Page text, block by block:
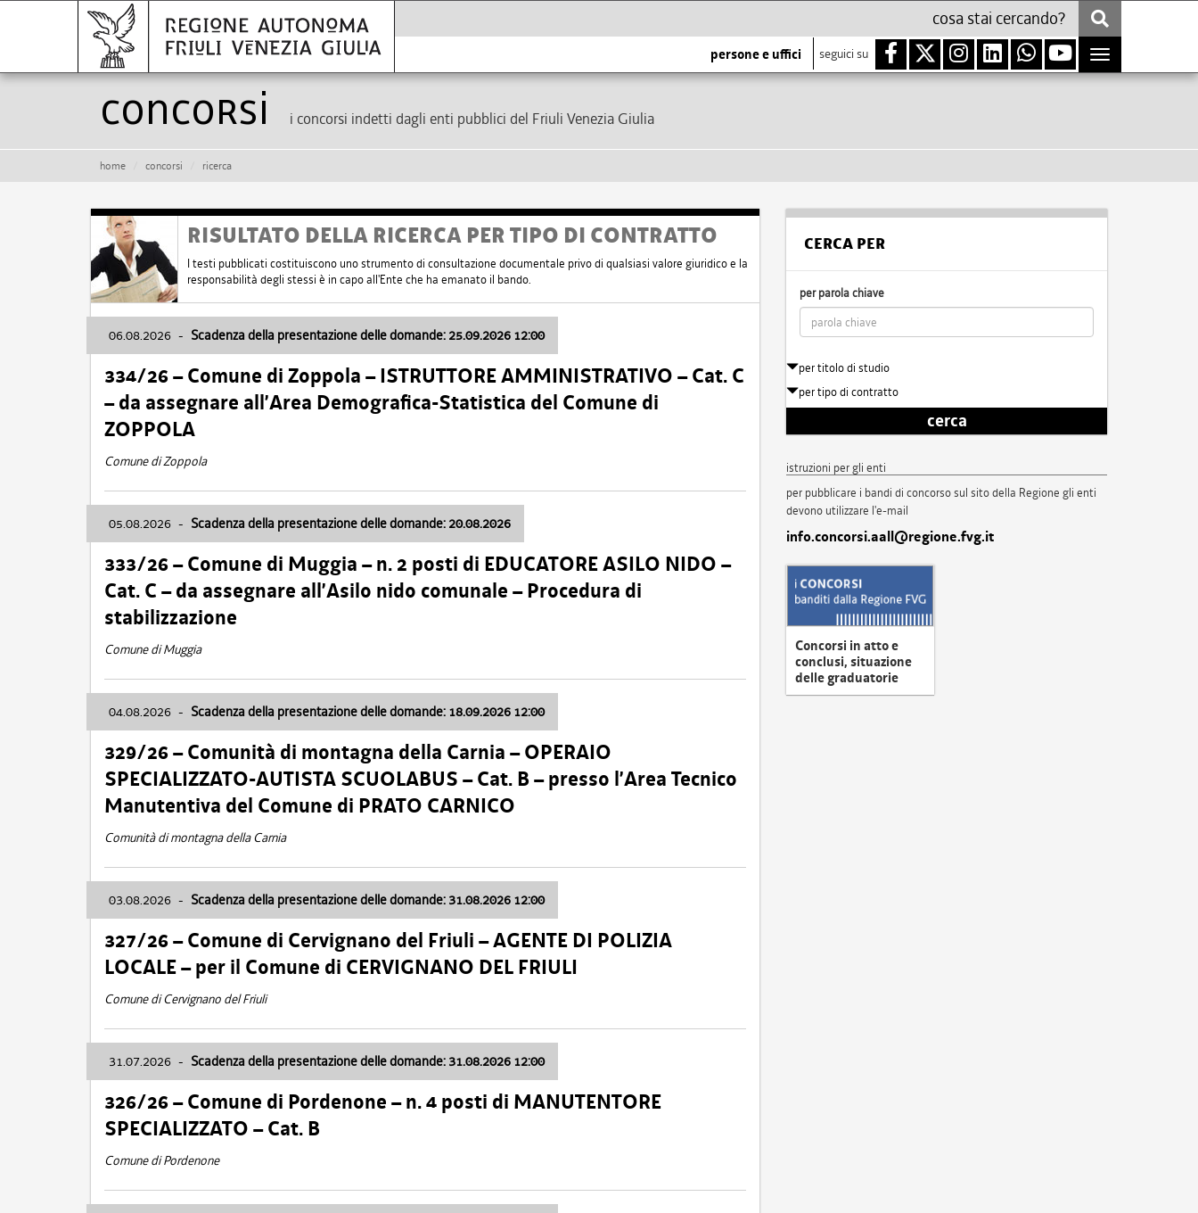
persone e uffici seguici su
Toggle
navigation
Concorsi i concorsi indetti dagli enti pubblici del Friuli Venezia Giulia
home concorsi ricerca
RISULTATO DELLA RICERCA PER TIPO DI CONTRATTO
I testi pubblicati costituiscono uno strumento di consultazione documentale privo di qualsiasi valore giuridico e la
responsabilità degli stessi è in capo all'Ente che ha emanato il bando.
06.08.2026 - Scadenza della presentazione delle domande: 25.09.2026 12:00
334/26 – Comune di Zoppola – ISTRUTTORE AMMINISTRATIVO – Cat. C
– da assegnare all’Area Demografica-Statistica del Comune di
ZOPPOLA
Comune di Zoppola
05.08.2026 - Scadenza della presentazione delle domande: 20.08.2026
333/26 – Comune di Muggia – n. 2 posti di EDUCATORE ASILO NIDO –
Cat. C – da assegnare all’Asilo nido comunale – Procedura di
stabilizzazione
Comune di Muggia
04.08.2026 - Scadenza della presentazione delle domande: 18.09.2026 12:00
329/26 – Comunità di montagna della Carnia – OPERAIO
SPECIALIZZATO-AUTISTA SCUOLABUS – Cat. B – presso l’Area Tecnico
Manutentiva del Comune di PRATO CARNICO
Comunità di montagna della Carnia
03.08.2026 - Scadenza della presentazione delle domande: 31.08.2026 12:00
327/26 – Comune di Cervignano del Friuli – AGENTE DI POLIZIA
LOCALE – per il Comune di CERVIGNANO DEL FRIULI
Comune di Cervignano del Friuli
31.07.2026 - Scadenza della presentazione delle domande: 31.08.2026 12:00
326/26 – Comune di Pordenone – n. 4 posti di MANUTENTORE
SPECIALIZZATO – Cat. B
Comune di Pordenone
CERCA PER
per parola chiave
per titolo di studio
per tipo di contratto
cerca
istruzioni per gli enti
per pubblicare i bandi di concorso sul sito della Regione gli enti
devono utilizzare l'e-mail
info.concorsi.aall@regione.fvg.it
Concorsi in atto e
conclusi, situazione
delle graduatorie